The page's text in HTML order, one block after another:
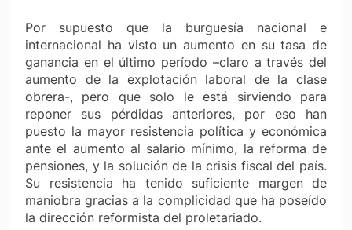
Por supuesto que la burguesía nacional e
internacional ha visto un aumento en su tasa de
ganancia en el último período –claro a través del
aumento de la explotación laboral de la clase
obrera-, pero que solo le está sirviendo para
reponer sus pérdidas anteriores, por eso han
puesto la mayor resistencia política y económica
ante el aumento al salario mínimo, la reforma de
pensiones, y la solución de la crisis fiscal del país.
Su resistencia ha tenido suficiente margen de
maniobra gracias a la complicidad que ha poseído
la dirección reformista del proletariado.